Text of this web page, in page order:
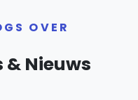
OVER
Nieuws